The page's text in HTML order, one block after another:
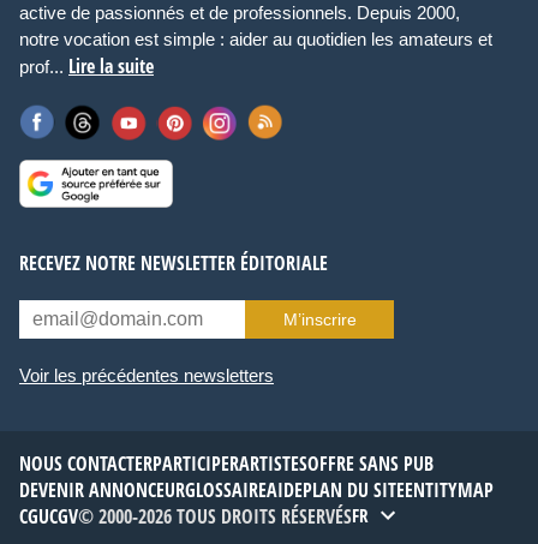
active de passionnés et de professionnels. Depuis 2000,
notre vocation est simple : aider au quotidien les amateurs et
prof... Lire la suite
RECEVEZ NOTRE NEWSLETTER ÉDITORIALE
M’inscrire
Voir les précédentes newsletters
NOUS CONTACTERPARTICIPERARTISTESOFFRE SANS PUB
DEVENIR ANNONCEURGLOSSAIREAIDEPLAN DU SITEENTITYMAP
CGUCGV© 2000-2026 TOUS DROITS RÉSERVÉSFR